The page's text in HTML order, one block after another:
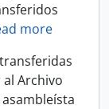
more
Archivo